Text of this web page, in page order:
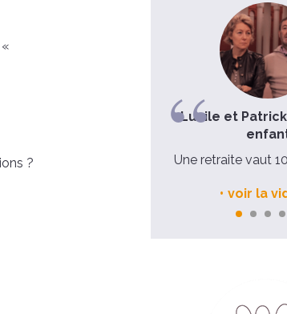
?"décrocher"
Lucile et
Une retraite vaut
voir la